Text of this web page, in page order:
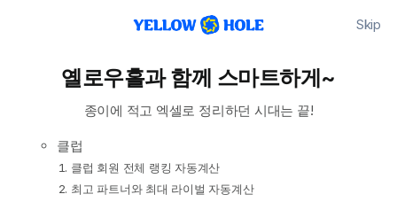
Skip
옐로우홀과 함께 스마트하게~
종이에 적고 엑셀로 정리하던 시대는 끝!
클럽
클럽 회원 전체 랭킹 자동계산
최고 파트너와 최대 라이벌 자동계산